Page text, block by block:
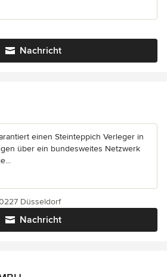
Nachricht
einen Steinteppich Verleger in
über ein bundesweites Netzwerk
Nachricht
Düsseldorf